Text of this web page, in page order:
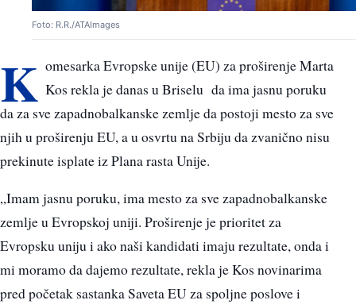
Foto: R.R./ATAImages
K omesarka Evropske unije (EU) za proširenje Marta
Kos rekla je danas u Briselu da ima jasnu poruku
da za sve zapadnobalkanske zemlje da postoji mesto za sve
njih u proširenju EU, a u osvrtu na Srbiju da zvanično nisu
prekinute isplate iz Plana rasta Unije.
„Imam jasnu poruku, ima mesto za sve zapadnobalkanske
zemlje u Evropskoj uniji. Proširenje je prioritet za
Evropsku uniju i ako naši kandidati imaju rezultate, onda i
mi moramo da dajemo rezultate, rekla je Kos novinarima
pred početak sastanka Saveta EU za spoljne poslove i